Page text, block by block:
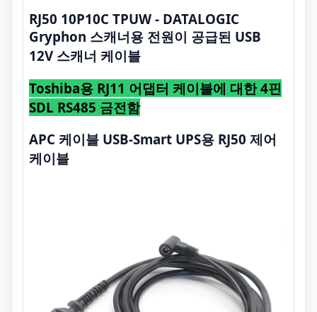
RJ50 10P10C TPUW - DATALOGIC
Gryphon 스캐너용 전원이 공급된 USB
12V 스캐너 케이블
Toshiba용 RJ11 어댑터 케이블에 대한 4핀
SDL RS485 금전함
APC 케이블 USB-Smart UPS용 RJ50 제어
케이블